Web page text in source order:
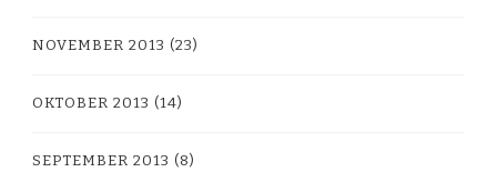
NOVEMBER 2013 (23)
OKTOBER 2013 (14)
SEPTEMBER 2013 (8)